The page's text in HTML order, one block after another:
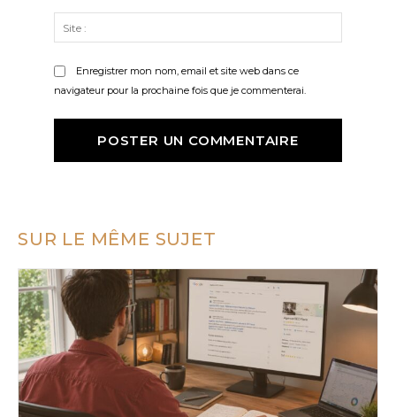
:
Enregistrer mon nom, email et site web dans ce
navigateur pour la prochaine fois que je commenterai.
SUR LE MÊME SUJET